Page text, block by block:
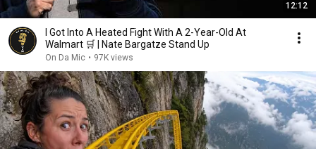
12:12
I Got Into A Heated Fight With A 2-Year-Old At
Walmart 🛒 | Nate Bargatze Stand Up
On Da Mic • 97K views